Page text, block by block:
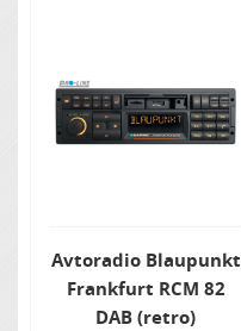
Avtoradio Blaupunkt
Frankfurt RCM 82
DAB (retro)